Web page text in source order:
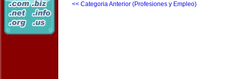
<< Categoria Anterior (Profesiones y Empleo)